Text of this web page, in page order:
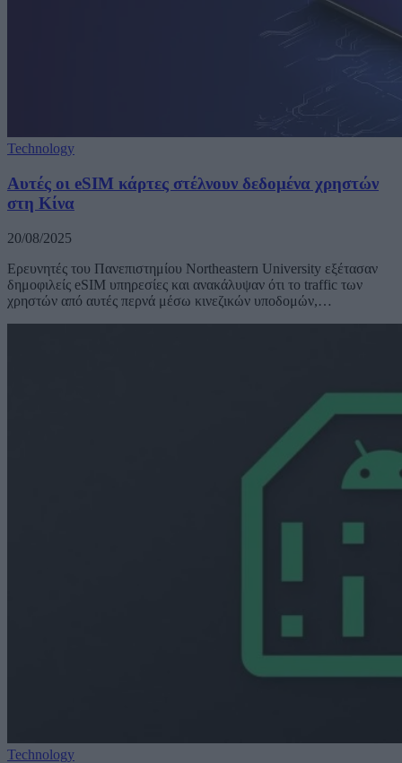
Technology
Αυτές οι eSIM κάρτες στέλνουν δεδομένα χρηστών
στη Κίνα
20/08/2025
Ερευνητές του Πανεπιστημίου Northeastern University εξέτασαν
δημοφιλείς eSIM υπηρεσίες και ανακάλυψαν ότι το traffic των
χρηστών από αυτές περνά μέσω κινεζικών υποδομών,…
Technology